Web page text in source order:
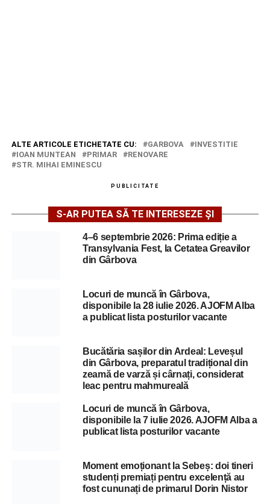
ALTE ARTICOLE ETICHETATE CU: GARBOVA
INVESTITIE
IOAN MUNTEAN
PRIMAR
RENOVARE
STR. MIHAI EMINESCU
PUBLICITATE
S-AR PUTEA SĂ TE INTERESEZE ȘI
4–6 septembrie 2026: Prima ediție a
Transylvania Fest, la Cetatea Greavilor
din Gârbova
Locuri de muncă în Gârbova,
disponibile la 28 iulie 2026. AJOFM Alba
a publicat lista posturilor vacante
Bucătăria sașilor din Ardeal: Leveșul
din Gârbova, preparatul tradițional din
zeamă de varză și cârnați, considerat
leac pentru mahmureală
Locuri de muncă în Gârbova,
disponibile la 7 iulie 2026. AJOFM Alba a
publicat lista posturilor vacante
Moment emoționant la Sebeș: doi tineri
studenți premiați pentru excelență au
fost cununați de primarul Dorin Nistor